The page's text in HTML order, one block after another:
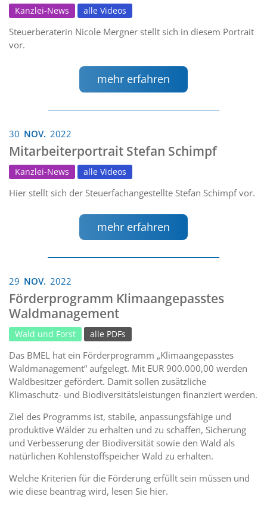
Kanzlei-News alle Videos
Steuerberaterin Nicole Mergner stellt sich in diesem Portrait
vor.
mehr erfahren
30 NOV. 2022
Mitarbeiterportrait Stefan Schimpf
Kanzlei-News alle Videos
Hier stellt sich der Steuerfachangestellte Stefan Schimpf vor.
mehr erfahren
29 NOV. 2022
Förderprogramm Klimaangepasstes
Waldmanagement
Wald und Forst alle PDFs
Das BMEL hat ein Förderprogramm „Klimaangepasstes
Waldmanagement“ aufgelegt. Mit EUR 900.000,00 werden
Waldbesitzer gefördert. Damit sollen zusätzliche
Klimaschutz- und Biodiversitätsleistungen finanziert werden.
Ziel des Programms ist, stabile, anpassungsfähige und
produktive Wälder zu erhalten und zu schaffen, Sicherung
und Verbesserung der Biodiversität sowie den Wald als
natürlichen Kohlenstoffspeicher Wald zu erhalten.
Welche Kriterien für die Förderung erfüllt sein müssen und
wie diese beantrag wird, lesen Sie hier.